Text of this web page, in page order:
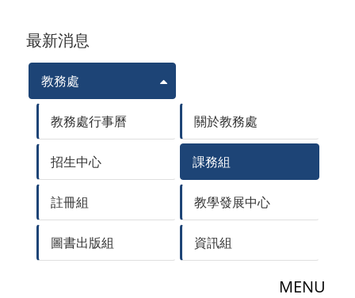
最新消息
教務處
教務處行事曆 關於教務處
招生中心 課務組
註冊組 教學發展中心
圖書出版組 資訊組
MENU